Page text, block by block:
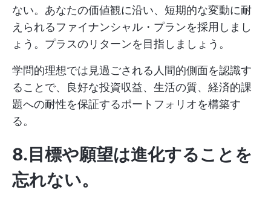
ない。あなたの価値観に沿い、短期的な変動に耐
えられるファイナンシャル・プランを採用しまし
ょう。プラスのリターンを目指しましょう。
学問的理想では見過ごされる人間的側面を認識す
ることで、良好な投資収益、生活の質、経済的課
題への耐性を保証するポートフォリオを構築す
る。
8.目標や願望は進化することを
忘れない。